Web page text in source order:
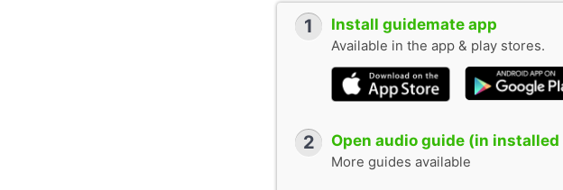
1 Install guidemate app
Available in the app & play stores.
2 Open audio guide (in installed
More guides available